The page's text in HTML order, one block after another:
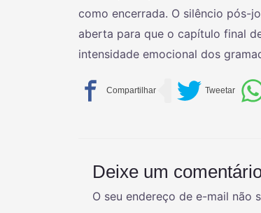
como encerrada. O silêncio pós-
aberta para que o capítulo final
intensidade emocional dos
Deixe um
O seu endereço de e-mail não